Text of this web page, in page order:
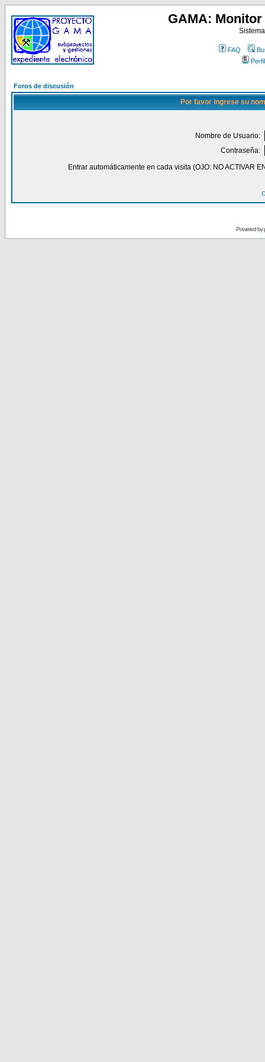
GAMA:
FAQ
Perfil
Foros de discusión
Por favor ingrese su
Nombre de Usuario:
Contraseña:
Entrar automáticamente en cada visita (OJO: NO ACTIVAR
Powered by